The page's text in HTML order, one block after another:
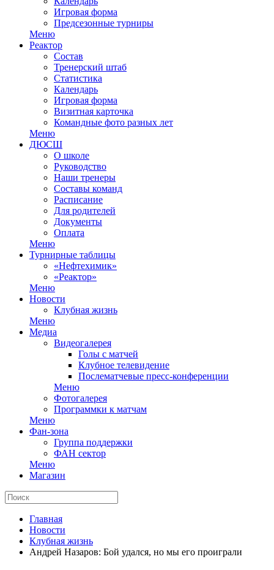
Игровая форма
Предсезонные турниры
Меню
Реактор
Состав
Тренерский штаб
Статистика
Календарь
Игровая форма
Визитная карточка
Командные фото разных лет
Меню
ДЮСШ
О школе
Руководство
Наши тренеры
Составы команд
Расписание
Для родителей
Документы
Оплата
Меню
Турнирные таблицы
«Нефтехимик»
«Реактор»
Меню
Новости
Клубная жизнь
Меню
Медиа
Видеогалерея
Голы с матчей
Клубное телевидение
Послематчевые пресс-конференции
Меню
Фотогалерея
Программки к матчам
Меню
Фан-зона
Группа поддержки
ФАН сектор
Меню
Магазин
Главная
Новости
Клубная жизнь
Андрей Назаров: Бой удался, но мы его проиграли